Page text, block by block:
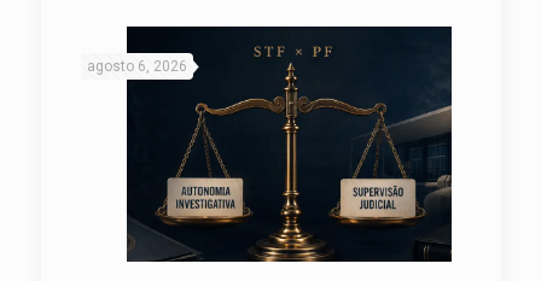
agosto 6, 2026